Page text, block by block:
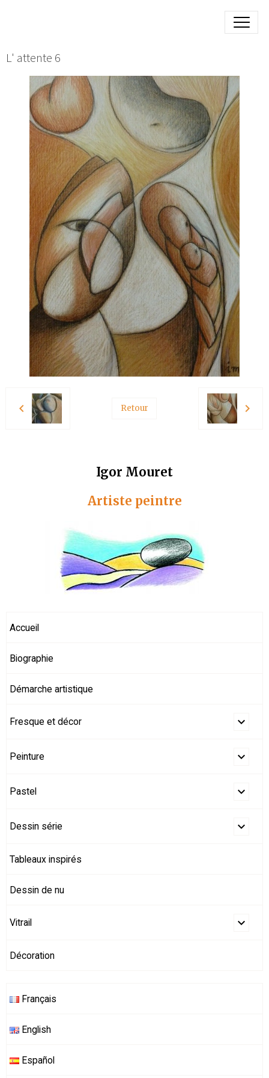
L' attente 6
Retour
Igor Mouret
Artiste peintre
Accueil
Biographie
Démarche artistique
Fresque et décor
Peinture
Pastel
Dessin série
Tableaux inspirés
Dessin de nu
Vitrail
Décoration
Français
English
Español